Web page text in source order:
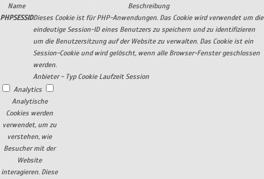
Name
Beschreibung
PHPSESSIDDieses Cookie ist für PHP-Anwendungen. Das Cookie wird verwendet um die
eindeutige Session-ID eines Benutzers zu speichern und zu identifizieren
um die Benutzersitzung auf der Website zu verwalten. Das Cookie ist ein
Session-Cookie und wird gelöscht, wenn alle Browser-Fenster geschlossen
werden.
Anbieter - Typ Cookie Laufzeit Session
Analytics
Analytische
Cookies werden
verwendet, um zu
verstehen, wie
Besucher mit der
Website
interagieren. Diese